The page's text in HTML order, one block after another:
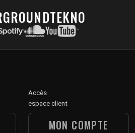
Accès
espace client
MON COMPTE